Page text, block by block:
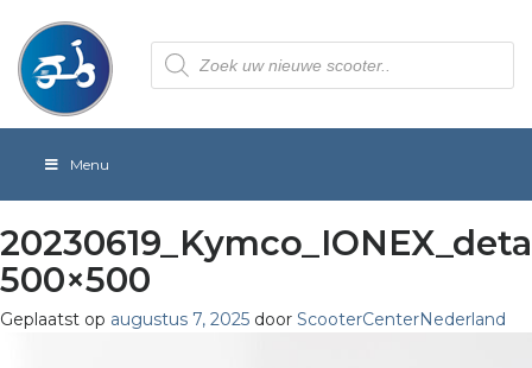
Producten
zoeken
Menu
500×500
Geplaatst op augustus 7, 2025 door ScooterCenterNederland